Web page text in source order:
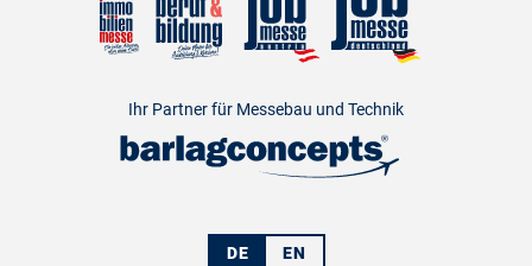
Ihr Partner für Messebau und Technik
DE EN